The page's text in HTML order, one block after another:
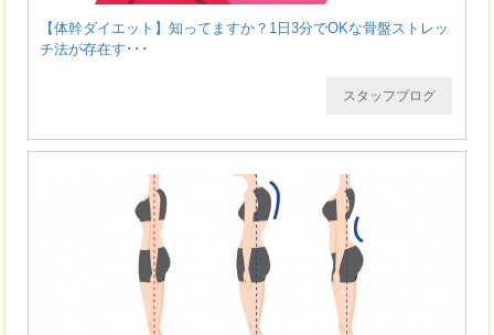
【体幹ダイエット】知ってますか？1日3分でOKな骨盤ストレッ
チ法が存在す･･･
スタッフブログ